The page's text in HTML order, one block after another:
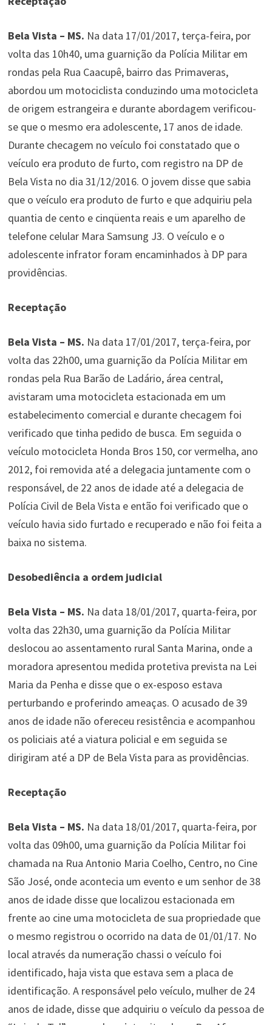
Bela Vista – MS. Na data 17/01/2017, terça-feira, por
volta das 10h40, uma guarnição da Polícia Militar em
rondas pela Rua Caacupê, bairro das Primaveras,
abordou um motociclista conduzindo uma motocicleta
de origem estrangeira e durante abordagem verificou-
se que o mesmo era adolescente, 17 anos de idade.
Durante checagem no veículo foi constatado que o
veículo era produto de furto, com registro na DP de
Bela Vista no dia 31/12/2016. O jovem disse que sabia
que o veículo era produto de furto e que adquiriu pela
quantia de cento e cinqüenta reais e um aparelho de
telefone celular Mara Samsung J3. O veículo e o
adolescente infrator foram encaminhados à DP para
providências.
Receptação
Bela Vista – MS. Na data 17/01/2017, terça-feira, por
volta das 22h00, uma guarnição da Polícia Militar em
rondas pela Rua Barão de Ladário, área central,
avistaram uma motocicleta estacionada em um
estabelecimento comercial e durante checagem foi
verificado que tinha pedido de busca. Em seguida o
veículo motocicleta Honda Bros 150, cor vermelha, ano
2012, foi removida até a delegacia juntamente com o
responsável, de 22 anos de idade até a delegacia de
Polícia Civil de Bela Vista e então foi verificado que o
veículo havia sido furtado e recuperado e não foi feita a
baixa no sistema.
Desobediência a ordem judicial
Bela Vista – MS. Na data 18/01/2017, quarta-feira, por
volta das 22h30, uma guarnição da Polícia Militar
deslocou ao assentamento rural Santa Marina, onde a
moradora apresentou medida protetiva prevista na Lei
Maria da Penha e disse que o ex-esposo estava
perturbando e proferindo ameaças. O acusado de 39
anos de idade não ofereceu resistência e acompanhou
os policiais até a viatura policial e em seguida se
dirigiram até a DP de Bela Vista para as providências.
Receptação
Bela Vista – MS. Na data 18/01/2017, quarta-feira, por
volta das 09h00, uma guarnição da Polícia Militar foi
chamada na Rua Antonio Maria Coelho, Centro, no Cine
São José, onde acontecia um evento e um senhor de 38
anos de idade disse que localizou estacionada em
frente ao cine uma motocicleta de sua propriedade que
o mesmo registrou o ocorrido na data de 01/01/17. No
local através da numeração chassi o veículo foi
identificado, haja vista que estava sem a placa de
identificação. A responsável pelo veículo, mulher de 24
anos de idade, disse que adquiriu o veículo da pessoa de